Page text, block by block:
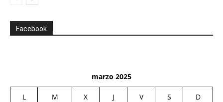
Facebook
marzo 2025
L M X J V S D